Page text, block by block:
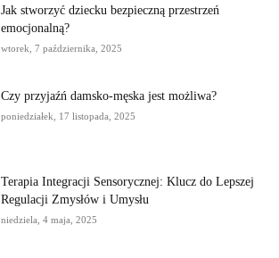
Jak stworzyć dziecku bezpieczną przestrzeń
emocjonalną?
wtorek, 7 października, 2025
Czy przyjaźń damsko-męska jest możliwa?
poniedziałek, 17 listopada, 2025
Terapia Integracji Sensorycznej: Klucz do Lepszej
Regulacji Zmysłów i Umysłu
niedziela, 4 maja, 2025